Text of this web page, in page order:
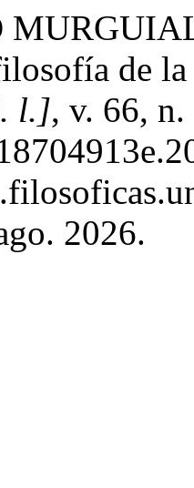
de
l.], v. 66,
2026.